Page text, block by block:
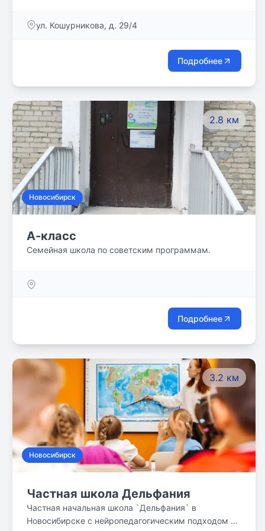
​ул. Кошурникова, д. 29/4
Подробнее
2.8 км
Новосибирск
А-класс
Семейная школа по советским программам.
Подробнее
3.2 км
Новосибирск
Частная школа Дельфания
Частная начальная школа `Дельфания` в
Новосибирске с нейропедагогическим подходом к